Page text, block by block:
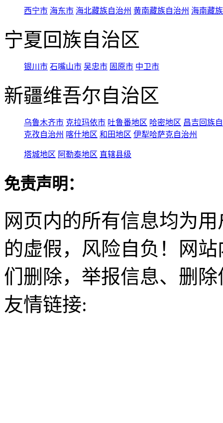
西宁市 海东市 海北藏族自治州 黄南藏族自治州 海南藏
宁夏回族自治区
银川市 石嘴山市 吴忠市 固原市 中卫市
新疆维吾尔自治区
乌鲁木齐市 克拉玛依市 吐鲁番地区 哈密地区 昌吉回族
克孜自治州 喀什地区 和田地区 伊犁哈萨克自治州
塔城地区 阿勒泰地区 直辖县级
免责声明：
网页内的所有信息均为
的虚假，风险自负！网
们删除，举报信息、删
友情链接: